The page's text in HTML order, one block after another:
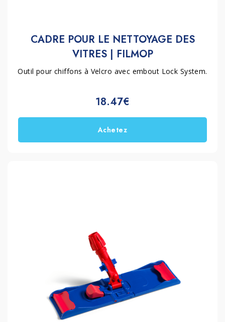
CADRE POUR LE NETTOYAGE DES
VITRES | FILMOP
Outil pour chiffons à Velcro avec embout Lock System.
18.47€
Achetez